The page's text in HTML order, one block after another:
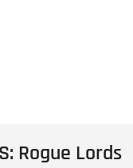
Rogue Lords